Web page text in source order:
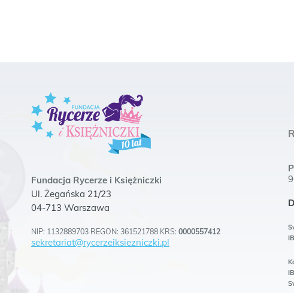
Fundacja Rycerze i Księżniczki
Ul. Żegańska 21/23
04-713 Warszawa
NIP: 1132889703 REGON: 361521788 KRS: 0000557412
sekretariat@rycerzeiksiezniczki.pl